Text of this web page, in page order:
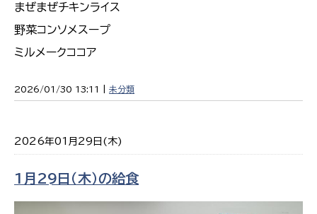
まぜまぜチキンライス
野菜コンソメスープ
ミルメークココア
2026/01/30 13:11 | 未分類
2026年01月29日(木)
1月29日（木）の給食